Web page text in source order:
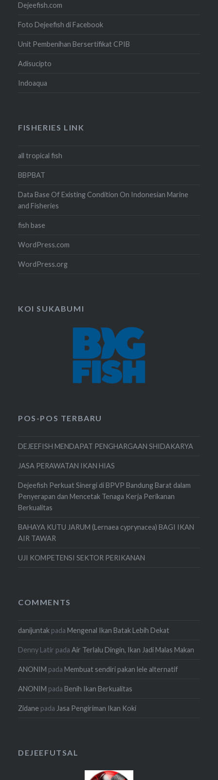
Dejeefish.com
Foto Dejeefish di Facebook
Unit Pembenihan Bersertifikat CPIB
Adisucipto
Indoaqua
FISHERIES LINK
all tropical fish
BBPBAT
Data Base Of Existing Condition On Indonesian Marine
and Fisheries
fish base
WordPress.com
WordPress.org
KOI SUKABUMI
POS-POS TERBARU
DEJEEFISH MENDAPAT PENGHARGAAN SHIDAKARYA
JASA PERAWATAN IKAN HIAS
Dejeefish Perkuat Sinergi di BPVP Bandung Barat dalam
Penyerapan dan Mencetak Tenaga Kerja Perikanan
Berkualitas
BAHAYA KUTU JARUM (Lernaea cyprynacea) BAGI IKAN
AIR TAWAR
UJI KOMPETENSI SEKTOR PERIKANAN
COMMENTS
danijuntak padaMengenal Ikan Batak Lebih Dekat
Denny Latir padaAir Terlalu Dingin, Ikan Jadi Malas Makan
ANONIM padaMembuat sendiri pakan lele alternatif
ANONIM padaBenih Ikan Berkualitas
Zidane pada Jasa Pengiriman Ikan Koki
DEJEEFUTSAL